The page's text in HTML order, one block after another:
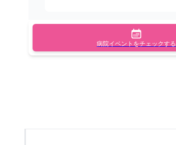
病院イベントをチェックする